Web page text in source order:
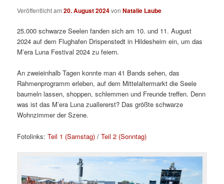
Veröffentlicht am20. August 2024vonNatalie Laube
25.000 schwarze Seelen fanden sich am 10. und 11. August
2024 auf dem Flughafen Drispenstedt in Hildesheim ein, um das
M’era Luna Festival 2024 zu feiern.
An zweieinhalb Tagen konnte man 41 Bands sehen, das
Rahmenprogramm erleben, auf dem Mittelaltermarkt die Seele
baumeln lassen, shoppen, schlemmen und Freunde treffen. Denn
was ist das M’era Luna zuallererst? Das größte schwarze
Wohnzimmer der Szene.
Fotolinks:Teil 1 (Samstag) /Teil 2 (Sonntag)